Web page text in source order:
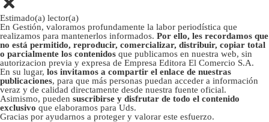
Estimado(a) lector(a)
En Gestión, valoramos profundamente la labor periodística que
realizamos para mantenerlos informados. Por ello, les recordamos que
no está permitido, reproducir, comercializar, distribuir, copiar total
o parcialmente los contenidos que publicamos en nuestra web, sin
autorizacion previa y expresa de Empresa Editora El Comercio S.A.
En su lugar, los invitamos a compartir el enlace de nuestras
publicaciones, para que más personas puedan acceder a información
veraz y de calidad directamente desde nuestra fuente oficial.
Asimismo, pueden suscribirse y disfrutar de todo el contenido
exclusivo que elaboramos para Uds.
Gracias por ayudarnos a proteger y valorar este esfuerzo.